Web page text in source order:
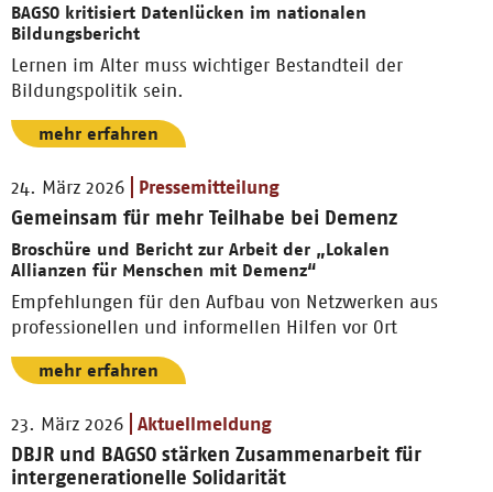
BAGSO kritisiert Datenlücken im nationalen
Bildungsbericht
Lernen im Alter muss wichtiger Bestandteil der
Bildungspolitik sein.
mehr erfahren
24. März 2026 Pressemitteilung
Gemeinsam für mehr Teilhabe bei Demenz
Broschüre und Bericht zur Arbeit der „Lokalen
Allianzen für Menschen mit Demenz“
Empfehlungen für den Aufbau von Netzwerken aus
professionellen und informellen Hilfen vor Ort
mehr erfahren
23. März 2026 Aktuellmeldung
DBJR und BAGSO stärken Zusammenarbeit für
intergenerationelle Solidarität